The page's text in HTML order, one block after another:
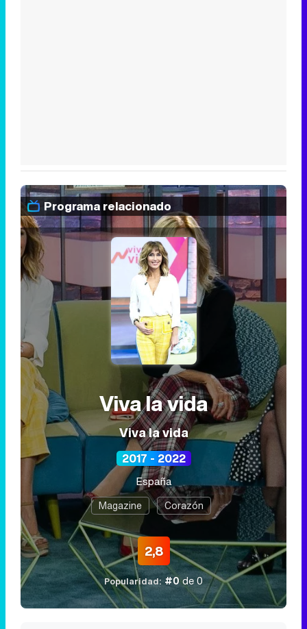
Programa relacionado
Viva la vida
Viva la vida
2017 - 2022
España
Magazine Corazón
2,8
Popularidad: #0de 0